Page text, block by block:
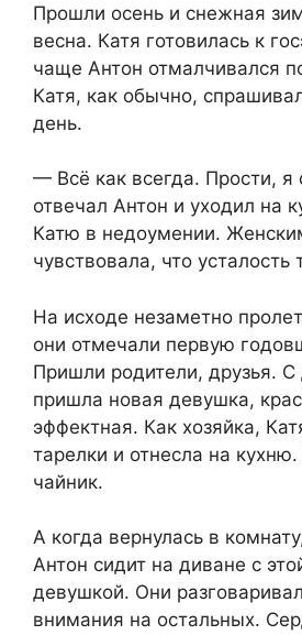
Прошли осень и снежная
весна. Катя готовилась к
чаще Антон отмалчивался
Катя, как обычно,
день.
— Всё как всегда. Прости, я
отвечал Антон и уходил на
Катю в недоумении.
чувствовала, что усталость
На исходе незаметно
они отмечали первую
Пришли родители, друзья. С
пришла новая девушка,
эффектная. Как хозяйка,
тарелки и отнесла на
чайник.
А когда вернулась в
Антон сидит на диване с
девушкой. Они
внимания на остальных.